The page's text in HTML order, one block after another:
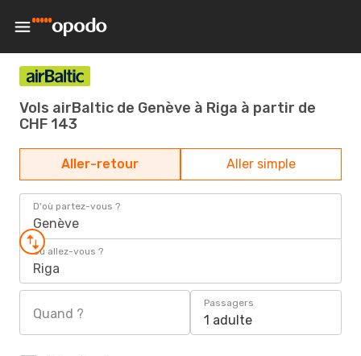
Vols airBaltic de Genève à Riga à partir de
CHF 143
Aller-retour Aller simple
D'où partez-vous ?
Genève
Où allez-vous ?
Riga
Quand ?
Passagers
1 adulte